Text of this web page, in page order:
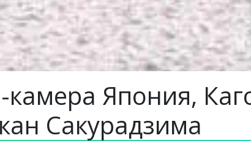
камера Япония,
Сакурадзима